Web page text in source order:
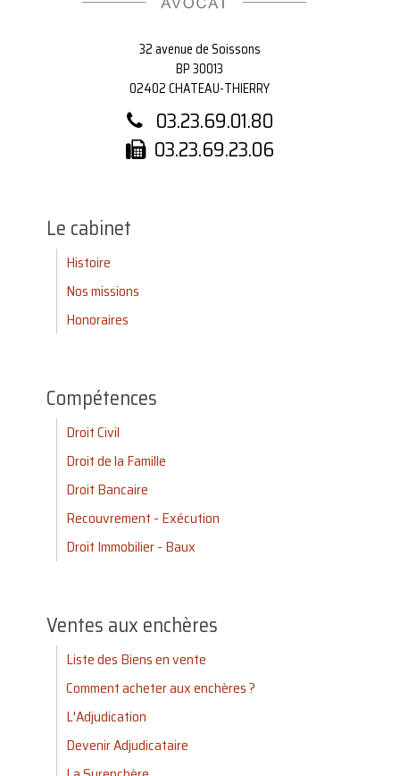
32 avenue de Soissons
BP 30013
02402 CHATEAU-THIERRY
03.23.69.01.80
03.23.69.23.06
Le cabinet
Histoire
Nos missions
Honoraires
Compétences
Droit Civil
Droit de la Famille
Droit Bancaire
Recouvrement - Exécution
Droit Immobilier - Baux
Ventes aux enchères
Liste des Biens en vente
Comment acheter aux enchères ?
L'Adjudication
Devenir Adjudicataire